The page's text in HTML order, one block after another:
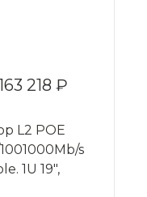
218 ₽
L2 POE
s
1U 19",